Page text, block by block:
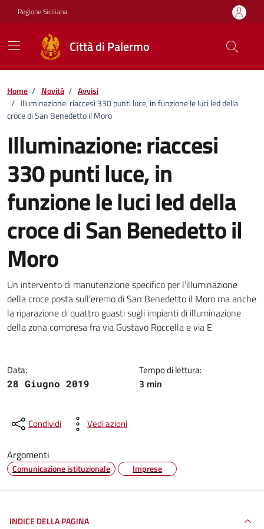
Vai ai contenuti
Vai al footer
Regione Siciliana
Città di Palermo
Home / Novità / Avvisi
/ Illuminazione: riaccesi 330 punti luce, in funzione le luci led della
croce di San Benedetto il Moro
Illuminazione: riaccesi
330 punti luce, in
funzione le luci led della
croce di San Benedetto il
Moro
Dettagli della notizia
Un intervento di manutenzione specifico per l’illuminazione
della croce posta sull’eremo di San Benedetto il Moro ma anche
la riparazione di quattro guasti sugli impianti di illuminazione
della zona compresa fra via Gustavo Roccella e via E
Data:
28 Giugno 2019
Tempo di lettura:
3 min
Condividi Vedi azioni
Argomenti
Comunicazione istituzionale Imprese
INDICE DELLA PAGINA